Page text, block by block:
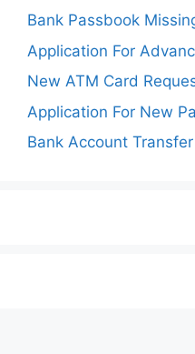
Bank Passbook
Application For
New ATM Card
Application For New
Bank Account